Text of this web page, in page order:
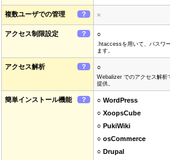
複数ユーザでの管理 ？ ×
アクセス制限設定 ？ ○
.htaccessを用いて、パスワ
ます。
アクセス解析 ？ ○
Webalizer でのアクセス解析
提供。
簡単インストール機能 ？
○ WordPress
○ XoopsCube
○ PukiWiki
○ osCommerce
○ Drupal